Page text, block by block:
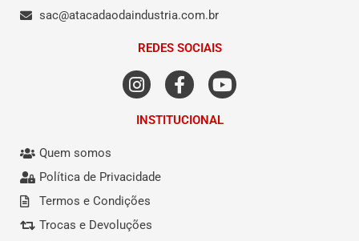
sac@atacadaodaindustria.com.br
REDES SOCIAIS
INSTITUCIONAL
Quem somos
Política de Privacidade
Termos e Condições
Trocas e Devoluções